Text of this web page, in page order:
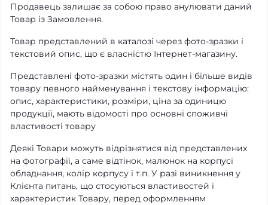
Продавець залишає за собою право анулювати даний
Товар із Замовлення.
Товар представлений в каталозі через фото-зразки і
текстовий опис, що є власністю Інтернет-магазину.
Представлені фото-зразки містять один і більше видів
товару певного найменування і текстову інформацію:
опис, характеристики, розміри, ціна за одиницю
продукції, мають відомості про основні споживчі
властивості товару
Деякі Товари можуть відрізнятися від представлених
на фотографії, а саме відтінок, малюнок на корпусі
обладнання, колір корпусу і т.п. У разі виникнення у
Клієнта питань, що стосуються властивостей і
характеристик Товару, перед оформленням